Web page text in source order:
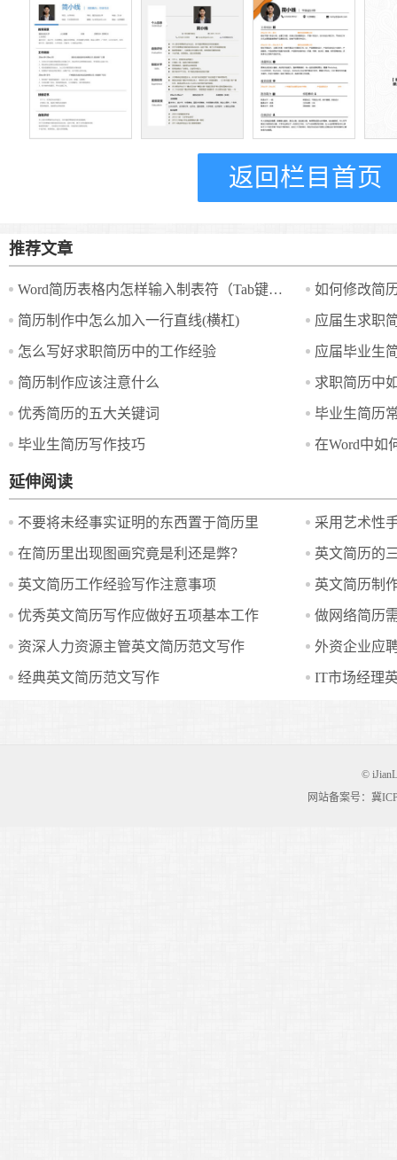
返回栏目首页
推荐文章
Word简历表格内怎样输入制表符（Tab键）？ 如何修改简
简历制作中怎么加入一行直线(横杠) 应届生求职
怎么写好求职简历中的工作经验 应届毕业生
简历制作应该注意什么 求职简历中
优秀简历的五大关键词 毕业生简历
毕业生简历写作技巧 在Word中如
延伸阅读
不要将未经事实证明的东西置于简历里
在简历里出现图画究竟是利还是弊？ 英文简历的
英文简历工作经验写作注意事项 英文简历制
优秀英文简历写作应做好五项基本工作 做网络简历
资深人力资源主管英文简历范文写作 外资企业应
经典英文简历范文写作 IT市场经理
©
网站备案号：冀